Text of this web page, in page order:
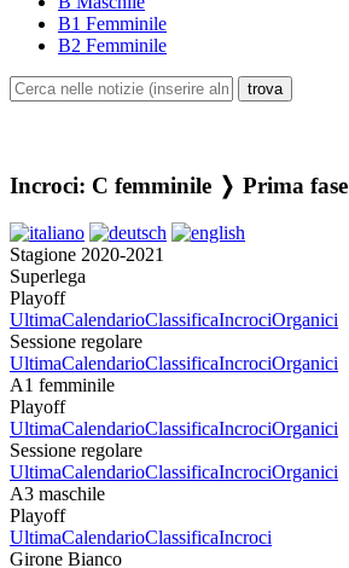
B1 Femminile
B2 Femminile
Incroci: C femminile ❭ Prima fase
Stagione 2020-2021
Superlega
Playoff
UltimaCalendarioClassificaIncrociOrganici
Sessione regolare
UltimaCalendarioClassificaIncrociOrganici
A1 femminile
Playoff
UltimaCalendarioClassificaIncrociOrganici
Sessione regolare
UltimaCalendarioClassificaIncrociOrganici
A3 maschile
Playoff
UltimaCalendarioClassificaIncroci
Girone Bianco